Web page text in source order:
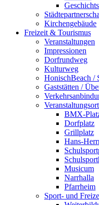
Kirchengebäude
Freizeit & Tourismus
Veranstaltungen
Impressionen
Dorfrundweg
Kulturweg
HonischBeach /
Gaststätten /
BMX-
Dorfplatz
Grillplatz
Hans-
Musicum
Narrhalla
Pfarrheim
Sport- und